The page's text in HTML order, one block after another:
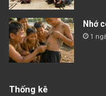
Nhớ
1
Thống kê